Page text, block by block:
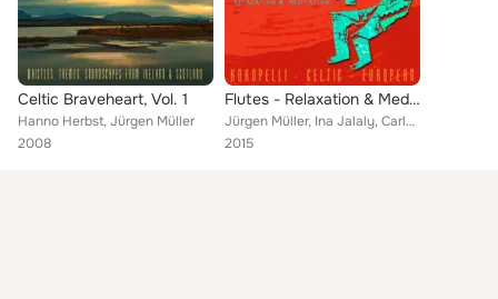
Celtic Braveheart, Vol. 1
Hanno Herbst, Jürgen Müller
2008
Flutes - Relaxation & Meditation: Celtic Whistles, Native American Kokopelli, European Flute (Instrumental)
Jürgen Müller, Ina Jalaly, Carlo Bernardy feat. Hanno Herbst
2015